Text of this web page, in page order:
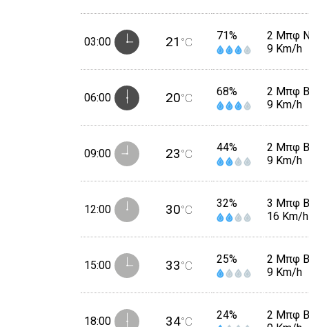
03:00 21 °C 71%
2 Μπφ
9 Km/h
06:00 20°C 68%
2 Μπφ
9 Km/h
09:00 23°C 44%
2 Μπφ
9 Km/h
12:00 30°C 32%
3 Μπφ B
16 Km/h
15:00 33°C 25%
2 Μπφ B
9 Km/h
18:00 34°C 24%
2 Μπφ